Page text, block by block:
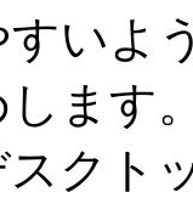
すいよ
ます
トッ